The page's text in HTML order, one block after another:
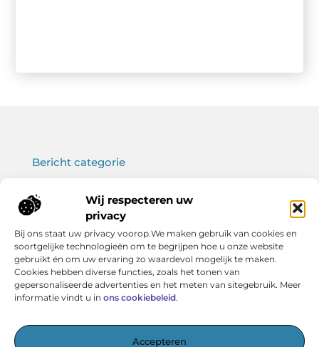
Wij respecteren uw
privacy
Bij ons staat uw privacy voorop.We maken gebruik van cookies en
soortgelijke technologieën om te begrijpen hoe u onze website
gebruikt én om uw ervaring zo waardevol mogelijk te maken.
Cookies hebben diverse functies, zoals het tonen van
gepersonaliseerde advertenties en het meten van sitegebruik. Meer
informatie vindt u in ons cookiebeleid.
Accepteren
Het startpunt voor kennis en inspiratie
Onze informatie
Bericht categorie